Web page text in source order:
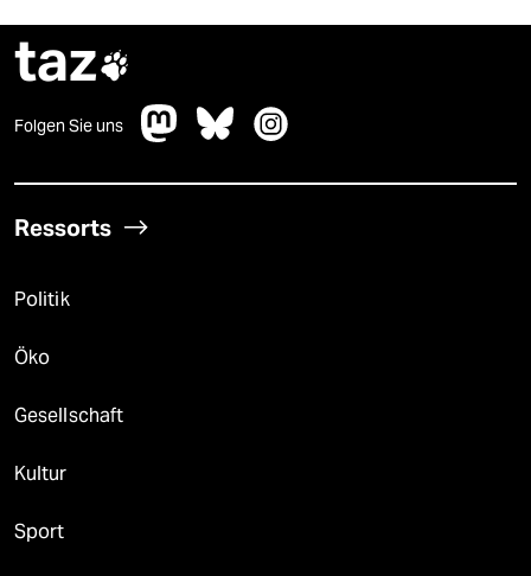
taz
Folgen Sie uns
Ressorts
Politik
Öko
Gesellschaft
Kultur
Sport